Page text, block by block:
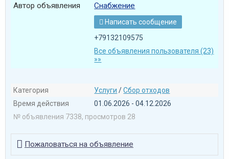
Автор объявления Снабжение
 Написать сообщение
+79132109575
Все объявления пользователя (23)
»»
Категория Услуги /Сбор отходов
Время действия
01.06.2026 - 04.12.2026
№ объявления 7338, просмотров 28
 Пожаловаться на объявление